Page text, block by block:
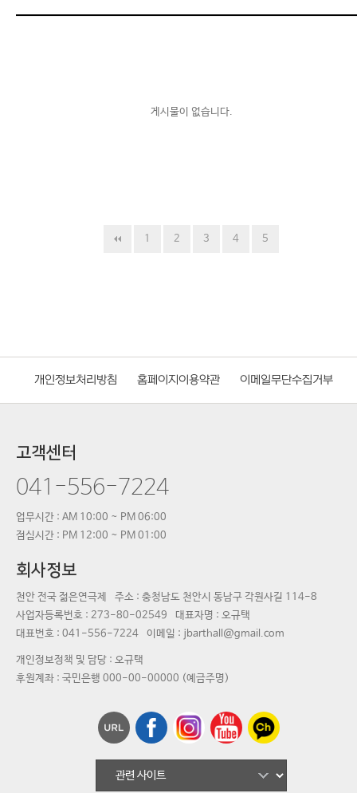
게시물이 없습니다.
1 2 3 4 5
개인정보처리방침 홈페이지이용약관 이메일무단수집거부
고객센터
041-556-7224
업무시간 : AM 10:00 ~ PM 06:00
점심시간 : PM 12:00 ~ PM 01:00
회사정보
천안 전국 젊은연극제
주소 : 충청남도 천안시 동남구 각원사길 114-8
사업자등록번호 : 273-80-02549 대표자명 : 오규택
대표번호 : 041-556-7224 이메일 : jbarthall@gmail.com
개인정보정책 및 담당 : 오규택
후원계좌 : 국민은행 000-00-00000 (예금주명)